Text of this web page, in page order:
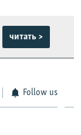
читать >
Follow us